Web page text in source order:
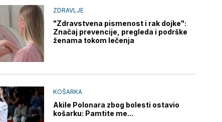
ZDRAVLJE
"Zdravstvena pismenost i rak dojke":
Značaj prevencije, pregleda i podrške
ženama tokom lečenja
KOŠARKA
Akile Polonara zbog bolesti ostavio
košarku: Pamtite me...